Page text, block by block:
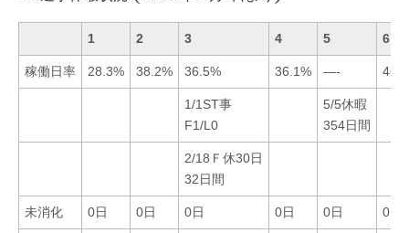
1 2 3 4 5 6
稼働日率 28.3% 38.2% 36.5% 36.1% —-
1/1ST事
F1/L0
5/5休暇
354日間
2/18Ｆ休30日
32日間
未消化 0日 0日 0日 0日 0日 0日